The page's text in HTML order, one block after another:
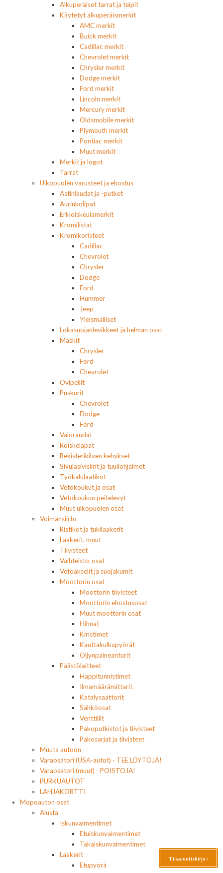
Alkuperäiset tarrat ja teipit
Käytetyt alkuperäismerkit
AMC merkit
Buick merkit
Cadillac merkit
Chevrolet merkit
Chrysler merkit
Dodge merkit
Ford merkit
Lincoln merkit
Mercury merkit
Oldsmobile merkit
Plymouth merkit
Pontiac merkit
Muut merkit
Merkit ja logot
Tarrat
Ulkopuolen varusteet ja ehostus
Astinlaudat ja -putket
Aurinkolipat
Erikoiskeulamerkit
Kromilistat
Kromikoristeet
Cadillac
Chevrolet
Chrysler
Dodge
Ford
Hummer
Jeep
Yleismalliset
Lokasuojanlevikkeet ja helman osat
Maskit
Chrysler
Ford
Chevrolet
Ovipeilit
Puskurit
Chevrolet
Dodge
Ford
Valoraudat
Roiskeläpät
Rekisterikilven kehykset
Sivulasivisiirit ja tuuliohjaimet
Työkalulaatikot
Vetokoukut ja osat
Vetokoukun peitelevyt
Muut ulkopuolen osat
Voimansiirto
Ristikot ja tukilaakerit
Laakerit, muut
Tiivisteet
Vaihteisto-osat
Vetoakselit ja suojakumit
Moottorin osat
Moottorin tiivisteet
Moottorin ehostusosat
Muut moottorin osat
Hihnat
Kiristimet
Kauttakulkupyörät
Öljynpaineanturit
Päästölaitteet
Happitunnistimet
Ilmamäärämittarit
Katalysaattorit
Sähköosat
Venttiilit
Pakoputkistot ja tiivisteet
Pakosarjat ja tiivisteet
Muuta autoon
Varaosatori (USA-autot) - TEE LÖYTÖJÄ!
Varaosatori (muut) - POISTOJA!
PURKUAUTOT
LAHJAKORTTI
Mopoauton osat
Alusta
Iskunvaimentimet
Etuiskunvaimentimet
Takaiskunvaimentimet
Laakerit
Etupyörä
Tilaa uutiskirje ›